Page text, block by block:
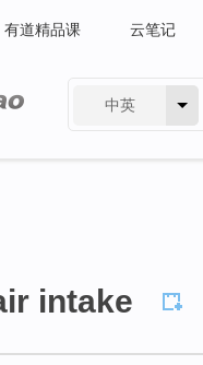
有道精品课 云笔记
中英
intake